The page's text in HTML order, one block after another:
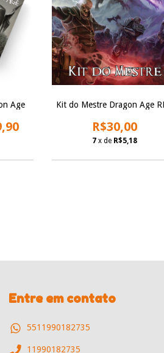
Age Kit do Mestre Dragon Age
R$30,00
7 x de R$5,18
Entre em contato
5511990182735
11990182735